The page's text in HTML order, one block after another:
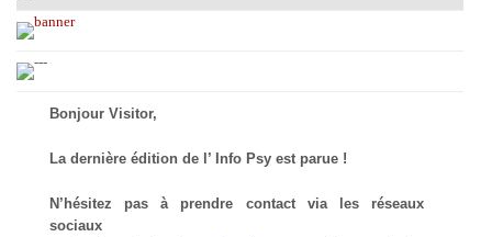
Bonjour Visitor,
La dernière édition de l’ Info Psy est parue !
N’hésitez pas à prendre contact via les réseaux
sociaux